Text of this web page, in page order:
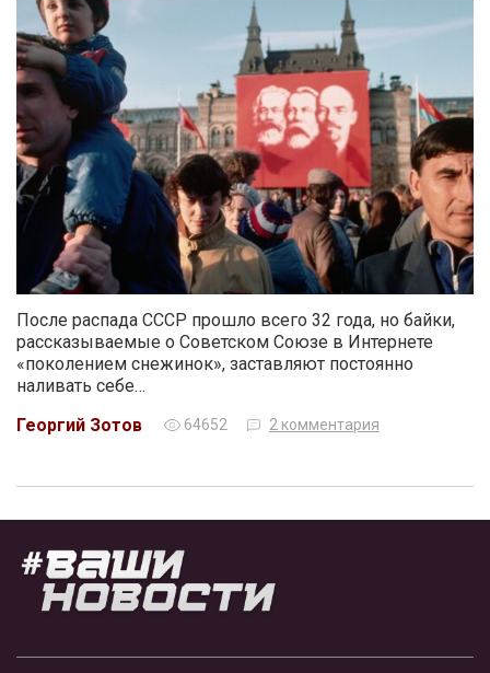
После распада СССР прошло всего 32 года, но байки,
рассказываемые о Советском Союзе в Интернете
«поколением снежинок», заставляют постоянно
наливать себе…
Георгий Зотов
64652 2 комментария